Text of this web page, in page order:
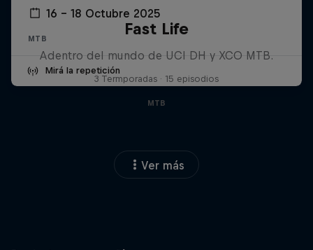
16 – 18 Octubre 2025
MTB
Mirá la repetición
Fast Life
Adentro del mundo de UCI DH y XCO MTB.
3 Termporadas · 15 episodios
MTB
Ver más